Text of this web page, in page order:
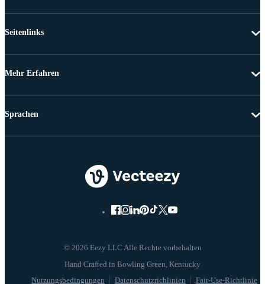
Seitenlinks
Mehr Erfahren
© 2026 Eezy LLC Alle Rechte vorbehalten
Nutzungsbedingungen Datenschutzrichlinien Fair-Use-Richtlinie
Sprachen